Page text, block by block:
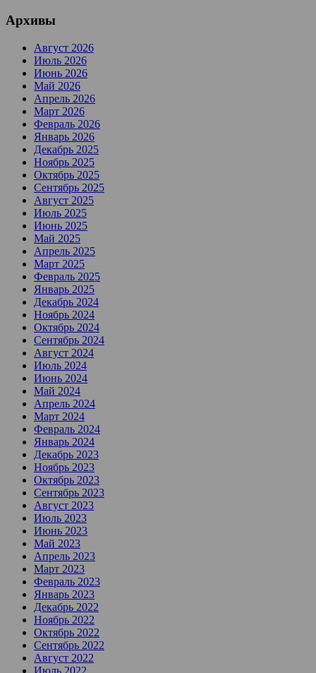
Архивы
Август 2026
Июль 2026
Июнь 2026
Май 2026
Апрель 2026
Март 2026
Февраль 2026
Январь 2026
Декабрь 2025
Ноябрь 2025
Октябрь 2025
Сентябрь 2025
Август 2025
Июль 2025
Июнь 2025
Май 2025
Апрель 2025
Март 2025
Февраль 2025
Январь 2025
Декабрь 2024
Ноябрь 2024
Октябрь 2024
Сентябрь 2024
Август 2024
Июль 2024
Июнь 2024
Май 2024
Апрель 2024
Март 2024
Февраль 2024
Январь 2024
Декабрь 2023
Ноябрь 2023
Октябрь 2023
Сентябрь 2023
Август 2023
Июль 2023
Июнь 2023
Май 2023
Апрель 2023
Март 2023
Февраль 2023
Январь 2023
Декабрь 2022
Ноябрь 2022
Октябрь 2022
Сентябрь 2022
Август 2022
Июль 2022